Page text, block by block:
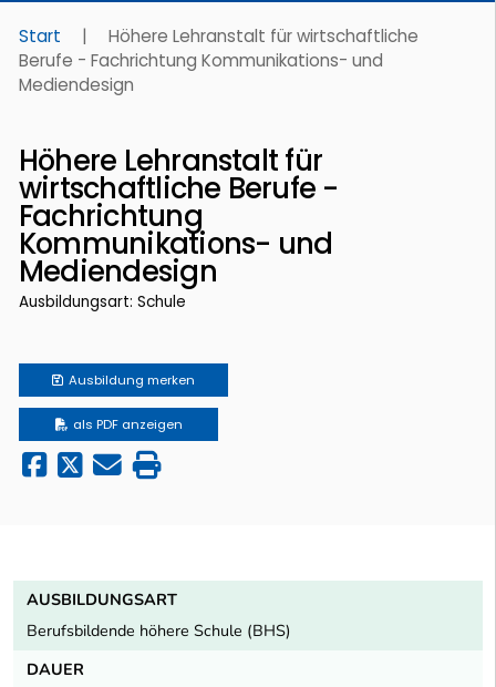
Start |
Höhere Lehranstalt für wirtschaftliche
Berufe - Fachrichtung Kommunikations- und
Mediendesign
Höhere Lehranstalt für
wirtschaftliche Berufe -
Fachrichtung
Kommunikations- und
Mediendesign
Ausbildungsart: Schule
Ausbildung merken
als PDF anzeigen
AUSBILDUNGSART
Berufsbildende höhere Schule (BHS)
DAUER